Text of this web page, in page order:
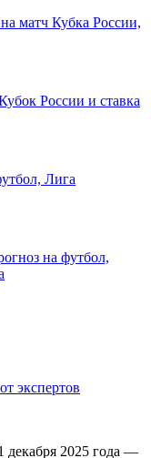
матч Кубка России,
России и ставка
Лига
на футбол,
экспертов
декабря 2025 года —